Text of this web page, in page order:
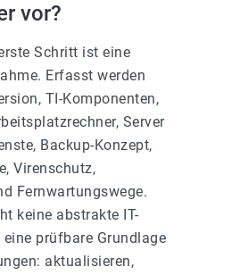
vor?
Schritt ist eine
Erfasst werden
TI-Komponenten,
Server
Backup-Konzept,
Virenschutz,
Fernwartungswege.
keine abstrakte IT-
prüfbare Grundlage
aktualisieren,